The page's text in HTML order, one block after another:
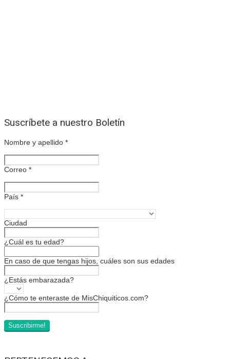
Suscríbete a nuestro Boletín
Nombre y apellido *
Correo *
País *
Ciudad
¿Cuál es tu edad?
En caso de que tengas hijos, cuáles son sus edades
¿Estás embarazada?
¿Cómo te enteraste de MisChiquiticos.com?